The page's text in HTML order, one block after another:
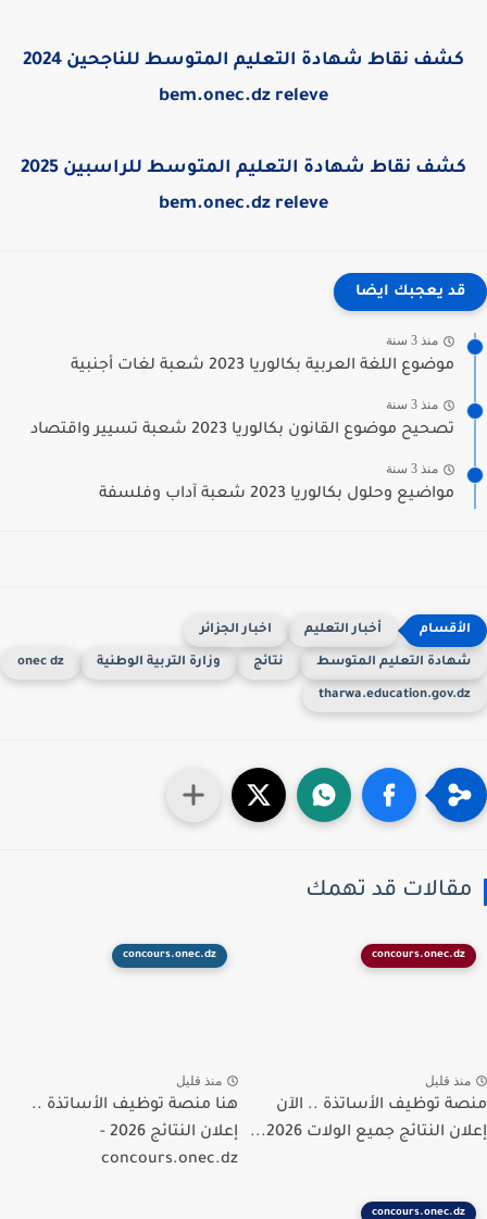
كشف نقاط شهادة التعليم المتوسط للناجحين 2024
bem.onec.dz releve
كشف نقاط شهادة التعليم المتوسط للراسبين 2025
bem.onec.dz releve
قد يعجبك ايضا
منذ 3 سنة
موضوع اللغة العربية بكالوريا 2023 شعبة لغات أجنبية
منذ 3 سنة
تصحيح موضوع القانون بكالوريا 2023 شعبة تسيير واقتصاد
منذ 3 سنة
مواضيع وحلول بكالوريا 2023 شعبة آداب وفلسفة
أخبار التعليم اخبار الجزائر
التعليم المتوسط نتائج وزارة التربية الوطنية onec dz
قد تهمك
concours.onec.dz
قليل
توظيف الأساتذة .. الآن
النتائج جميع الولات 2026...
concours.onec.dz
منذ قليل
هنا منصة توظيف الأساتذة ..
إعلان النتائج 2026 -
concours.onec.dz
concours.onec.dz